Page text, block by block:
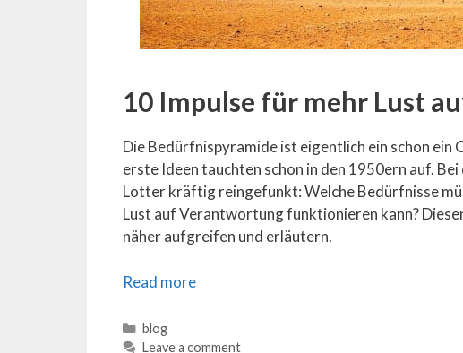
10 Impulse für mehr Lust
Die Bedürfnispyramide ist eigentlich ein schon ein
erste Ideen tauchten schon in den 1950ern auf.
Lotter kräftig reingefunkt: Welche Bedürfnisse
Lust auf Verantwortung funktionieren kann?
näher aufgreifen und erläutern.
Read more
Categories
blog
Leave a comment